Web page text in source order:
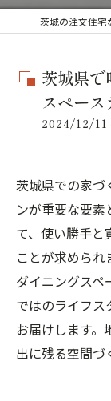
茨城県
スペー
2024/12/11
茨城県での家づ
ンが重要な要素
て、使い勝手と
ことが求めら
ダイニングスペ
ではのライフス
お届けします。
出に残る空間づ